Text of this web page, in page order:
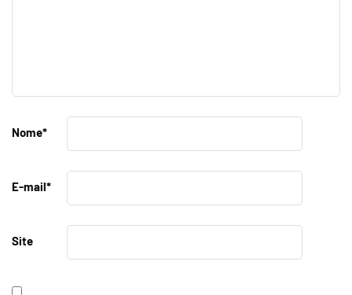
Nome*
E-mail*
Site